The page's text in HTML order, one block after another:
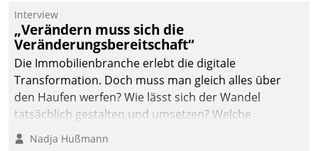
Die monatlichen
Mitteilungen zum
Heizungs- und
Wasserverbrauch gehen
automatisiert, vollständig
und auf Wunsch über
mehrere zuvor
Kommunikationswege bei
Interview
„Verändern muss sich die
Veränderungsbereitschaft“
Die Immobilienbranche erlebt die digitale
Transformation. Doch muss man gleich alles über
den Haufen werfen? Wie lässt sich der Wandel
tatsächlich gestalten und umsetzen? Welche
Argumente zählen wirklich?
Nadja Hußmann